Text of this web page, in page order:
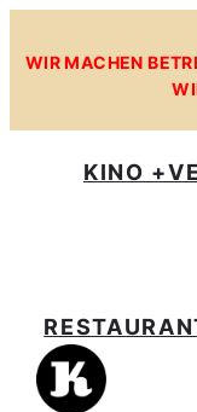
Inhalt
WIR MACHEN
KINO +